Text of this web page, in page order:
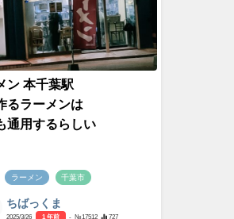
ン 本千葉駅
るラーメンは
通用するらしい
ラーメン 千葉市
ちばっくま
2025/3/26 1 年前 - №17512 727